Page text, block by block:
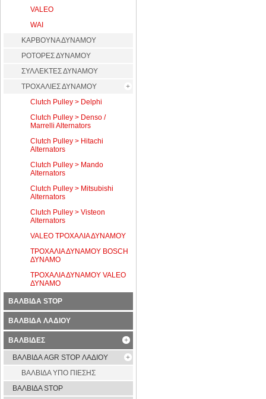
VALEO
WAI
ΚΑΡΒΟΥΝΑ ΔΥΝΑΜΟΥ
ΡΟΤΟΡΕΣ ΔΥΝΑΜΟΥ
ΣΥΛΛΕΚΤΕΣ ΔΥΝΑΜΟΥ
ΤΡΟΧΑΛΙΕΣ ΔΥΝΑΜΟΥ
Clutch Pulley > Delphi
Clutch Pulley > Denso /
Marrelli Alternators
Clutch Pulley > Hitachi
Alternators
Clutch Pulley > Mando
Alternators
Clutch Pulley > Mitsubishi
Alternators
Clutch Pulley > Visteon
Alternators
VALEO ΤΡΟΧΑΛΙΑ ΔΥΝΑΜΟΥ
ΤΡΟΧΑΛΙΑ ΔΥΝΑΜΟΥ BOSCH
ΔΥΝΑΜΟ
ΤΡΟΧΑΛΙΑ ΔΥΝΑΜΟΥ VALEO
ΔΥΝΑΜΟ
ΒΑΛΒΙΔΑ STOP
ΒΑΛΒΙΔΑ ΛΑΔΙΟΥ
ΒΑΛΒΙΔΕΣ
ΒΑΛΒΙΔΑ AGR STOP ΛΑΔΙΟΥ
ΒΑΛΒΙΔΑ ΥΠΟ ΠΙΕΣΗΣ
ΒΑΛΒΙΔΑ STOP